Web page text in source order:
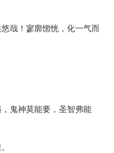
哉！寥廓惚恍，化一气而
鬼神莫能要，圣智弗能